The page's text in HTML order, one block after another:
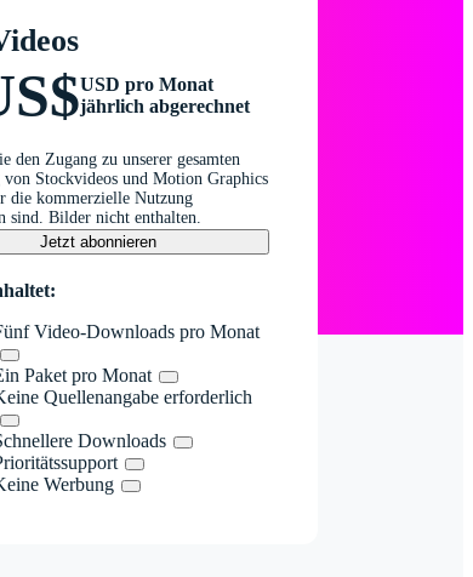
USD pro Monat
jährlich abgerechnet
den Zugang zu unserer gesamten
von Stockvideos und Motion Graphics
die kommerzielle Nutzung
sind. Bilder nicht enthalten.
Jetzt abonnieren
Video-Downloads pro Monat
Paket pro Monat
Quellenangabe erforderlich
Downloads
Werbung